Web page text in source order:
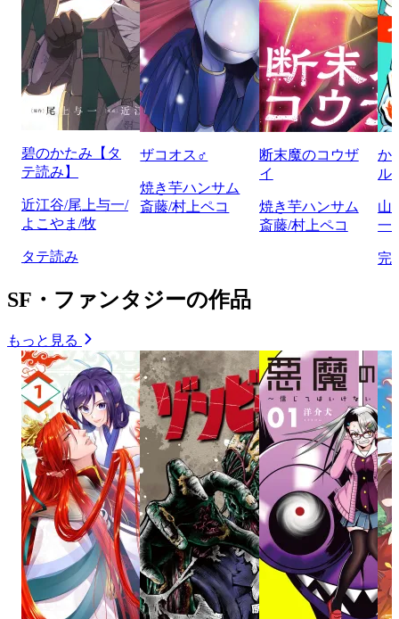
碧のかたみ【タ
テ読み】
近江谷/尾上与一/
よこやま/牧
タテ読み
ザコオス♂
焼き芋ハンサム
斎藤/村上ペコ
断末魔のコウザ
イ
焼き芋ハンサム
斎藤/村上ペコ
か
ル
山
一/
完
SF・ファンタジーの作品
もっと見る